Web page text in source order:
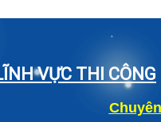
VỰC THI CÔNG